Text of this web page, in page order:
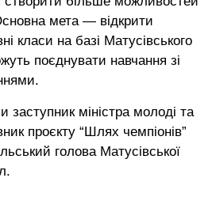
мета — відкрити
класи на базі Матусівського
поєднувати навчання зі
міністра молоді та
проєкту “Шлях чемпіонів”
голова Матусівської